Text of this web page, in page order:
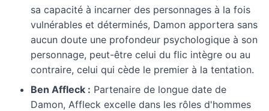
sa capacité à incarner des personnages à la fois
vulnérables et déterminés, Damon apportera sans
aucun doute une profondeur psychologique à son
personnage, peut-être celui du flic intègre ou au
contraire, celui qui cède le premier à la tentation.
Ben Affleck : Partenaire de longue date de
Damon, Affleck excelle dans les rôles d'hommes